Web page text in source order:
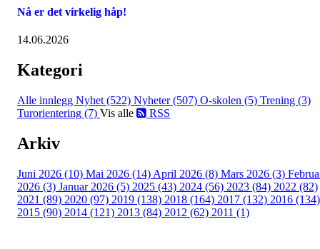
Nå er det virkelig håp!
14.06.2026
Kategori
Alle innlegg Nyhet (522) Nyheter (507) O-skolen (5) Trening (3)
Turorientering (7) Vis alle RSS
Arkiv
Juni 2026 (10) Mai 2026 (14) April 2026 (8) Mars 2026 (3)
2026 (3) Januar 2026 (5) 2025 (43) 2024 (56) 2023 (84) 2022 (82)
2021 (89) 2020 (97) 2019 (138) 2018 (164) 2017 (132) 2016 (134)
2015 (90) 2014 (121) 2013 (84) 2012 (62) 2011 (1)